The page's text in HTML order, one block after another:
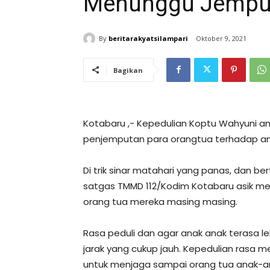
By beritarakyatsilampari Oktober 9, 2021
Bagikan
Kotabaru ,- Kepedulian Koptu Wahyuni
penjemputan para orangtua terhadap
Di trik sinar matahari yang panas, dan
satgas TMMD 112/Kodim Kotabaru asik
orang tua mereka masing masing.
Rasa peduli dan agar anak anak terasa
jarak yang cukup jauh. Kepedulian rasa
untuk menjaga sampai orang tua anak-